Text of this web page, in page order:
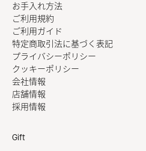
お手入れ方法
ご利用規約
ご利用ガイド
特定商取引法に基づく表記
プライバシーポリシー
クッキーポリシー
会社情報
店舗情報
採用情報
Gift